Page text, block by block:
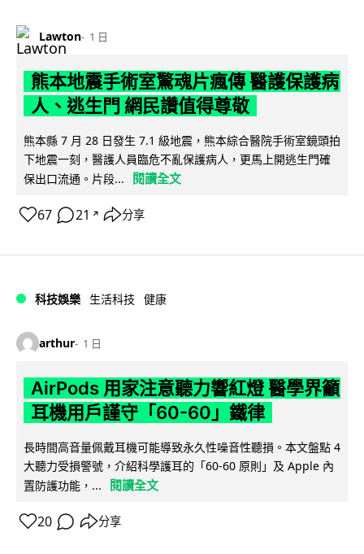
Lawton 1 日
熊本地震手術室驚魂片瘋傳 醫護保護病
人、逃生門 網民讚值得尊敬
熊本縣 7 月 28 日發生 7.1 級地震，熊本綜合醫院手術室鏡頭拍
下地震一刻，醫護人員臨危不亂保護病人，更馬上開逃生門確
保出口流通。片段...
閱讀全文
67 21 ↗ 分享
科技娛樂 生活科技 健康
arthur 1 日
AirPods 用家注意聽力響紅燈 醫學界籲
耳機用戶謹守「60-60」鐵律
長時間高音量佩戴耳機可能導致永久性噪音性聽損。本文盤點 4
大聽力受損警號，介紹科學護耳的「60-60 原則」及 Apple 內
置防護功能，...
閱讀全文
20 分享